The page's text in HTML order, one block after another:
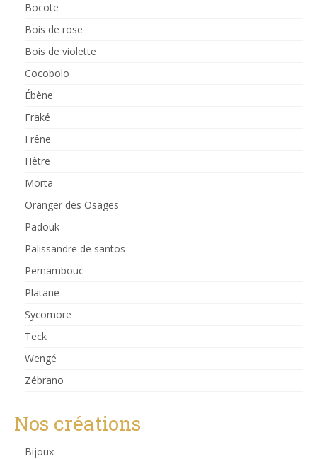
Bocote
Bois de rose
Bois de violette
Cocobolo
Ébène
Fraké
Frêne
Hêtre
Morta
Oranger des Osages
Padouk
Palissandre de santos
Pernambouc
Platane
Sycomore
Teck
Wengé
Zébrano
Nos créations
Bijoux